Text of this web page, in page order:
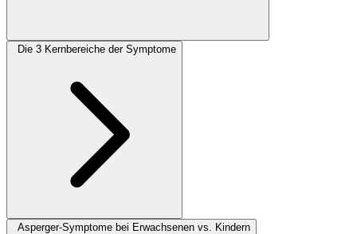
Die 3 Kernbereiche der Symptome
Asperger-Symptome bei Erwachsenen vs. Kindern